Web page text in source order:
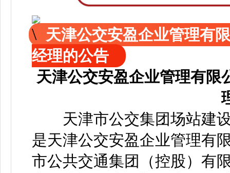
天津公交安盈企业管理有
经理的公告
天津公交安盈企业管理有限
天津市公交集团场站建设
是天津公交安盈企业管理有
市公共交通集团（控股）有